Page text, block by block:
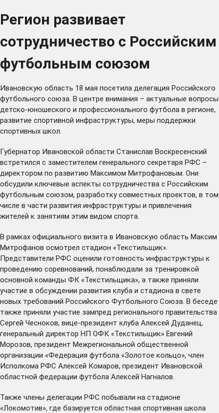
Регион развивает
сотрудничество с Российским
футбольным союзом
Ивановскую область 18 мая посетила делегация Российского
футбольного союза. В центре внимания – актуальные вопросы
детско-юношеского и профессионального футбола в регионе,
развитие спортивной инфраструктуры, меры поддержки
спортивных школ.
Губернатор Ивановской области Станислав Воскресенский
встретился с заместителем генерального секретаря РФС –
директором по развитию Максимом Митрофановым. Они
обсудили ключевые аспекты сотрудничества с Российским
футбольным союзом, разработку совместных проектов, в том
числе в части развития инфраструктуры и привлечения
жителей к занятиям этим видом спорта.
В рамках официального визита в Ивановскую область Максим
Митрофанов осмотрел стадион «Текстильщик».
Представители РФС оценили готовность инфраструктуры к
проведению соревнований, понаблюдали за тренировкой
основной команды ФК «Текстильщика», а также приняли
участие в обсуждении развития клуба и стадиона в свете
новых требований Российского Футбольного Союза. В беседе
также приняли участие зампред регионального правительства
Сергей Чесноков, вице-президент клуба Алексей Дуданец,
генеральный директор НП ОФК «Текстильщик» Евгений
Морозов, президент Межрегиональной общественной
организации «Федерация футбола «Золотое кольцо», член
Исполкома РФС Алексей Комаров, президент Ивановской
областной федерации футбола Алексей Нагналов.
Также члены делегации РФС побывали на стадионе
«Локомотив», где базируется областная спортивная школа